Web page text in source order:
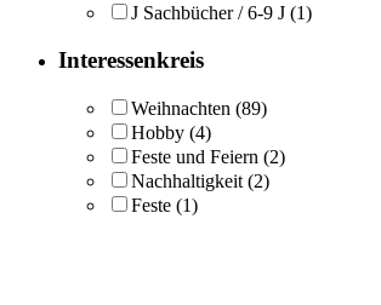
J Sachbücher / 6-9 J (1)
Interessenkreis
Weihnachten (89)
Hobby (4)
Feste und Feiern (2)
Nachhaltigkeit (2)
Feste (1)